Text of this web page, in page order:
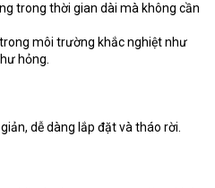
trong thời gian dài mà không cần
môi trường khắc nghiệt như
hỏng.
dễ dàng lắp đặt và tháo rời.